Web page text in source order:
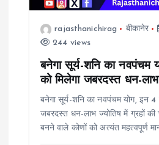
rajasthanichirag बीकानेर
244 views
बनेगा सूर्य-शनि का नवपंचम
को मिलेगा जबरदस्त धन-लाभ
बनेगा सूर्य-शनि का नवपंचम योग, इन 4
जबरदस्त धन-लाभ ज्योतिष में ग्रहों
बनने वाले कोणों को अत्यंत महत्वपूर्ण